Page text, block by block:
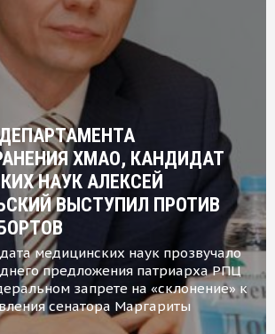
ХМАО, КАНДИДАТ
НАУК АЛЕКСЕЙ
ВЫСТУПИЛ ПРОТИВ
медицинских наук прозвучало
предложения патриарха РПЦ
запрете на «склонение» к
сенатора Маргариты